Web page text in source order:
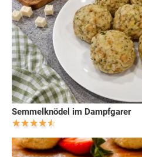
Semmelknödel im Dampfgarer